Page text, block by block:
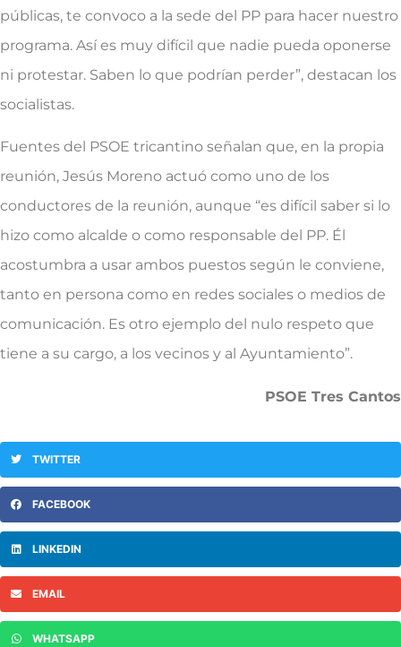
públicas, te convoco a la sede del PP para hacer nuestro
programa. Así es muy difícil que nadie pueda oponerse
ni protestar. Saben lo que podrían perder”, destacan los
socialistas.
Fuentes del PSOE tricantino señalan que, en la propia
reunión, Jesús Moreno actuó como uno de los
conductores de la reunión, aunque “es difícil saber si lo
hizo como alcalde o como responsable del PP. Él
acostumbra a usar ambos puestos según le conviene,
tanto en persona como en redes sociales o medios de
comunicación. Es otro ejemplo del nulo respeto que
tiene a su cargo, a los vecinos y al Ayuntamiento”.
PSOE Tres Cantos
TWITTER
FACEBOOK
LINKEDIN
EMAIL
WHATSAPP